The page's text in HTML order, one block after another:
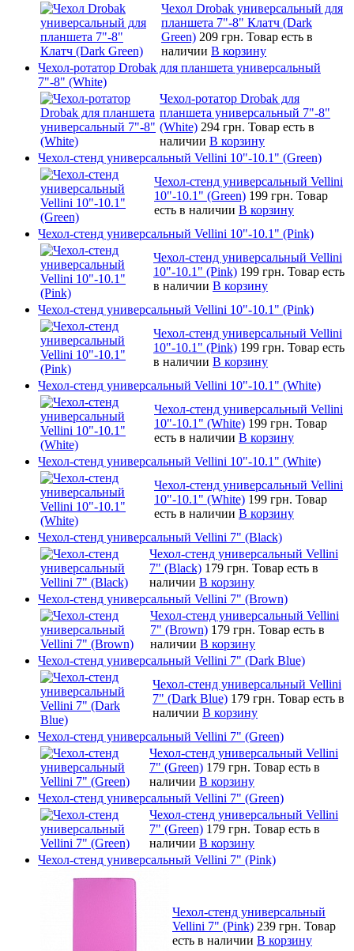
Чехол Drobak универсальный для
планшета 7"-8" Клатч (Dark
Green) 209 грн. Товар есть в
наличии В корзину
Чехол-ротатор Drobak для планшета универсальный
7"-8" (White)
Чехол-ротатор Drobak для
планшета универсальный 7"-8"
(White) 294 грн. Товар есть в
наличии В корзину
Чехол-стенд универсальный Vellini 10"-10.1" (Green)
Чехол-стенд универсальный Vellini
10"-10.1" (Green) 199 грн. Товар
есть в наличии В корзину
Чехол-стенд универсальный Vellini 10"-10.1" (Pink)
Чехол-стенд универсальный Vellini
10"-10.1" (Pink) 199 грн. Товар есть
в наличии В корзину
Чехол-стенд универсальный Vellini 10"-10.1" (Pink)
Чехол-стенд универсальный Vellini
10"-10.1" (Pink) 199 грн. Товар есть
в наличии В корзину
Чехол-стенд универсальный Vellini 10"-10.1" (White)
Чехол-стенд универсальный Vellini
10"-10.1" (White) 199 грн. Товар
есть в наличии В корзину
Чехол-стенд универсальный Vellini 10"-10.1" (White)
Чехол-стенд универсальный Vellini
10"-10.1" (White) 199 грн. Товар
есть в наличии В корзину
Чехол-стенд универсальный Vellini 7" (Black)
Чехол-стенд универсальный Vellini
7" (Black) 179 грн. Товар есть в
наличии В корзину
Чехол-стенд универсальный Vellini 7" (Brown)
Чехол-стенд универсальный Vellini
7" (Brown) 179 грн. Товар есть в
наличии В корзину
Чехол-стенд универсальный Vellini 7" (Dark Blue)
Чехол-стенд универсальный Vellini
7" (Dark Blue) 179 грн. Товар есть в
наличии В корзину
Чехол-стенд универсальный Vellini 7" (Green)
Чехол-стенд универсальный Vellini
7" (Green) 179 грн. Товар есть в
наличии В корзину
Чехол-стенд универсальный Vellini 7" (Green)
Чехол-стенд универсальный Vellini
7" (Green) 179 грн. Товар есть в
наличии В корзину
Чехол-стенд универсальный Vellini 7" (Pink)
Чехол-стенд универсальный
Vellini 7" (Pink) 239 грн. Товар
есть в наличии В корзину